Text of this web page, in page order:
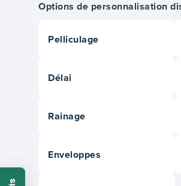
Options de personnalisation
Pelliculage
Délai
Rainage
Enveloppes